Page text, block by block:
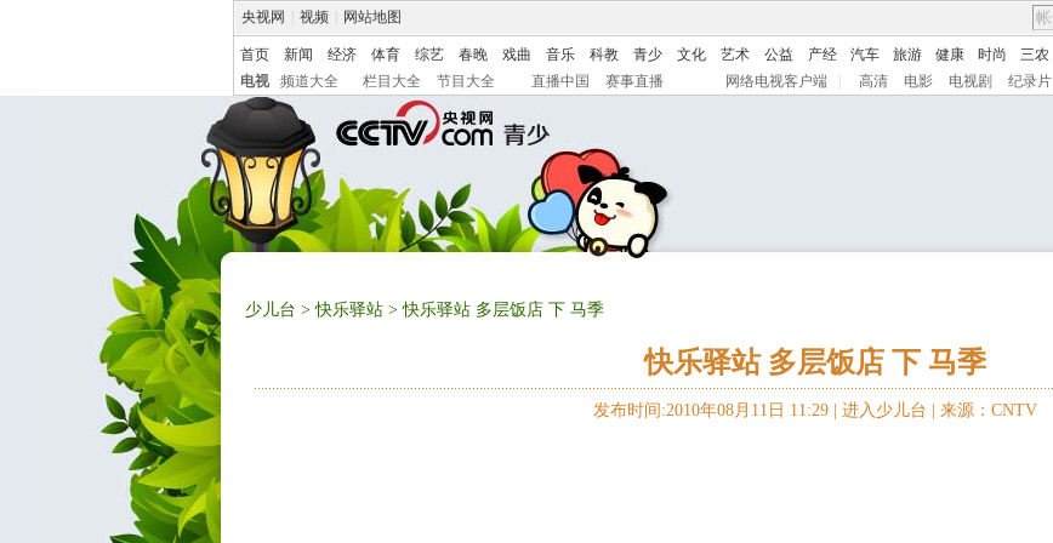
央视网 视频 网站地图
首页 新闻 经济 体育 综艺 春晚 戏曲 音乐 科教 青少 文化 艺术 公益 产经 汽车 旅游 健康 时尚 三农
电视
频道大全 栏目大全 节目大全 直播中国 赛事直播 网络电视客户端 高清 电影 电视剧 纪录片
少儿台 >快乐驿站 > 快乐驿站 多层饭店 下 马季
快乐驿站 多层饭店 下 马季
发布时间:2010年08月11日 11:29 | 进入少儿台 来源：CNTV